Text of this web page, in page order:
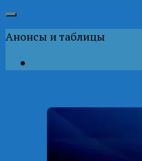
Анонсы и таблицы